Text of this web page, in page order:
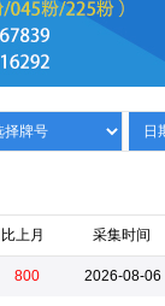
比上月 采集时间
800 2026-08-06